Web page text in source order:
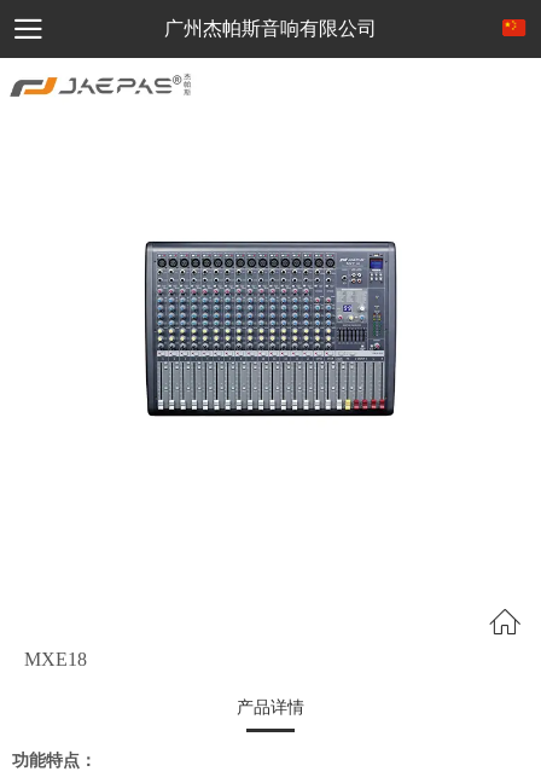
广州杰帕斯音响有限公司
MXE18
产品详情
功能特点：